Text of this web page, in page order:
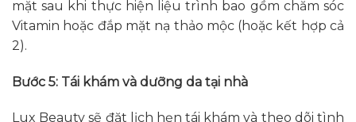
mặt sau khi thực hiện liệu trình bao gồm chăm sóc
Vitamin hoặc đắp mặt nạ thảo mộc (hoặc kết hợp cả
2).
Bước 5: Tái khám và dưỡng da tại nhà
Lux Beauty sẽ đặt lịch hẹn tái khám và theo dõi tình